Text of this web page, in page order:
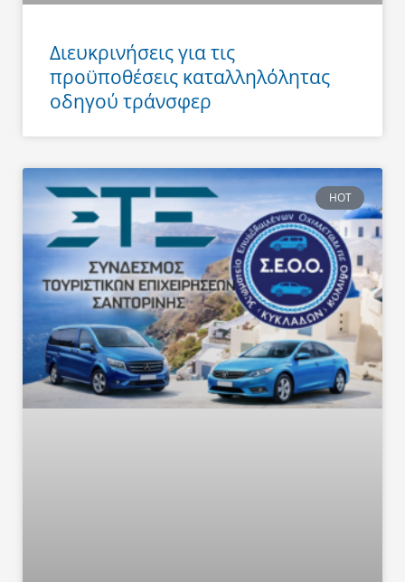
Διευκρινήσεις για τις
προϋποθέσεις καταλληλόλητας
οδηγού τράνσφερ
HOT